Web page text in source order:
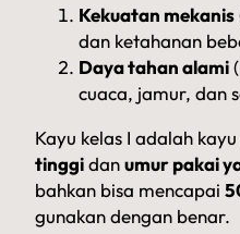
Kekuatan mekanis
dan ketahanan
Daya tahan alami
cuaca, jamur, dan
Kayu kelas I adalah
tinggidanumur pakai
bahkan bisa mencapai
gunakan dengan benar.